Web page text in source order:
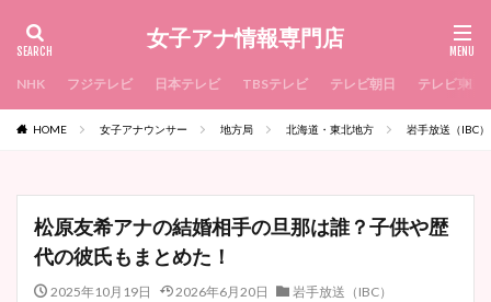
女子アナ情報専門店
NHK フジテレビ 日本テレビ TBSテレビ テレビ朝日 テレビ東京
HOME 女子アナウンサー 地方局 北海道・東北地方 岩手放送（IBC）
松原友希アナの結婚相手の旦那は誰？子供や歴
代の彼氏もまとめた！
2025年10月19日 2026年6月20日
岩手放送（IBC）